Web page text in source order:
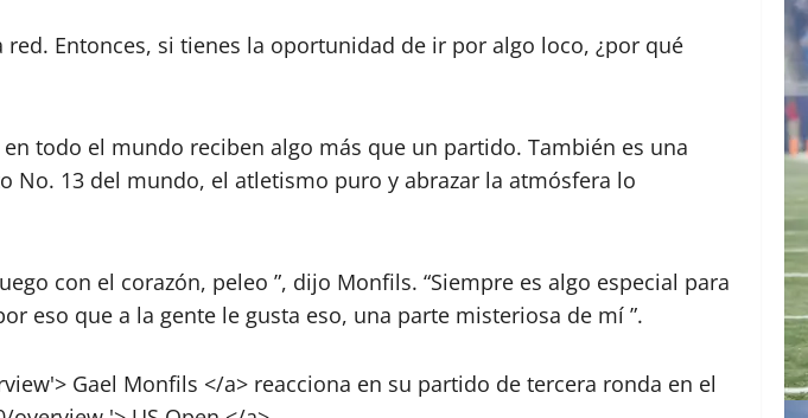
Entonces, si tienes la oportunidad de ir por algo loco, ¿por qué
todo el mundo reciben algo más que un partido. También es una
No. 13 del mundo, el atletismo puro y abrazar la atmósfera lo
con el corazón, peleo ”, dijo Monfils. “Siempre es algo especial para
eso que a la gente le gusta eso, una parte misteriosa de mí ”.